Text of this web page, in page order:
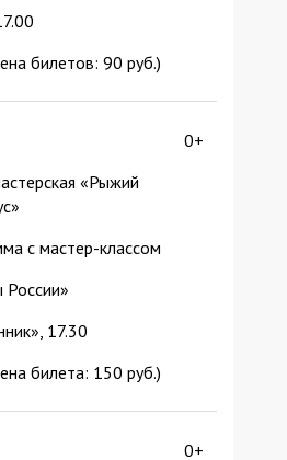
билетов: 90 руб.)
«Рыжий
с мастер-классом
17.30
билета: 150 руб.)
0+
0+